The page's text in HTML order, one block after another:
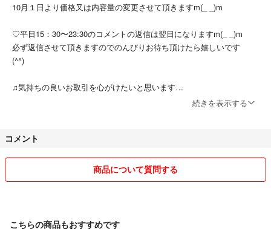
10月１日より価格又は内容量の変更させて頂きますm(_ _)m
♡平日15：30〜23:30のコメントの返信は翌日になりますm(_ _)m
必ず返信させて頂きますのでのんびりお待ち頂けたら嬉しいです
(^^)
♫気持ちの良いお取引を心がけたいと思います
即購入OK以外は
♫専用出品は、最後のコメントより２４時以内に
m(_ _)m
続きを表示する
コメント
商品について質問する
こちらの商品もおすすめです